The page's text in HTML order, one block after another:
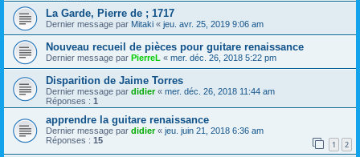
La Garde, Pierre de ; 1717
Dernier message par Mitaki « jeu. avr. 25, 2019 9:06 am
Nouveau recueil de pièces pour guitare renaissance
Dernier message par PierreL « mer. déc. 26, 2018 5:22 pm
Disparition de Jaime Torres
Dernier message par didier« mer. déc. 26, 2018 11:44 am
Réponses : 1
apprendre la guitare renaissance
Dernier message par didier« jeu. juin 21, 2018 6:36 am
Réponses : 15 1 2